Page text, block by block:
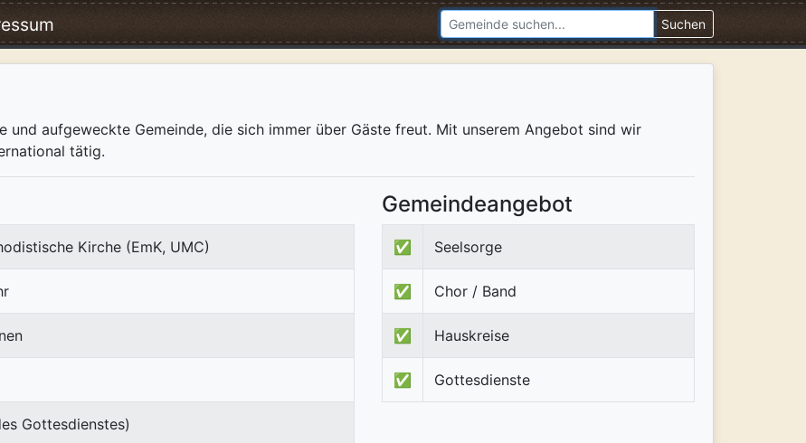
Suchen
und aufgeweckte Gemeinde, die sich immer über Gäste freut. Mit unserem Angebot sind wir
tätig.
Kirche (EmK, UMC)
Gottesdienstes)
Gemeindeangebot
✅ Seelsorge
✅ Chor / Band
✅ Hauskreise
✅ Gottesdienste